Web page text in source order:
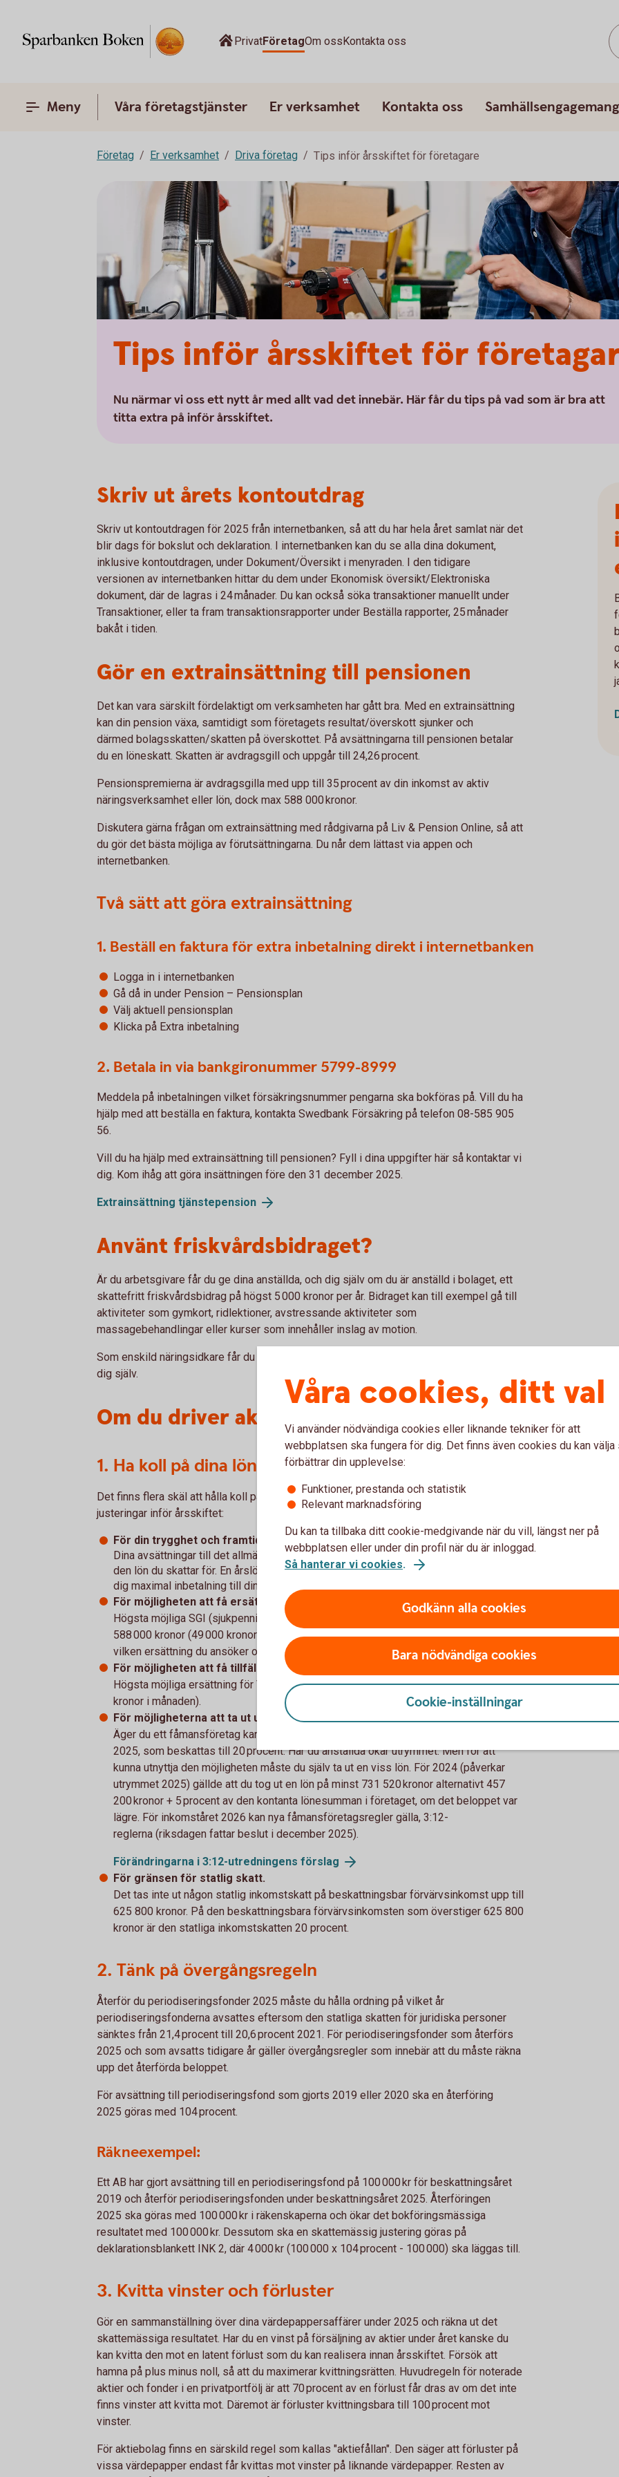
PrivatFöretagOm ossKontakta oss
Meny Våra företagstjänster Er verksamhet Kontakta oss Samhällsengagemang
Företag Er verksamhet Driva företag Tips inför årsskiftet för företagare
Tips inför årsskiftet för
Nu närmar vi oss ett nytt år med allt vad det innebär. Här får du tips på vad som är bra att
titta extra på inför årsskiftet.
Skriv ut årets kontoutdrag
Skriv ut kontoutdragen för 2025 från internetbanken, så att du har hela året samlat när det
blir dags för bokslut och deklaration. I internetbanken kan du se alla dina dokument,
inklusive kontoutdragen, under Dokument/Översikt i menyraden. I den tidigare
versionen av internetbanken hittar du dem under Ekonomisk översikt/Elektroniska
dokument, där de lagras i 24 månader. Du kan också söka transaktioner manuellt under
Transaktioner, eller ta fram transaktionsrapporter under Beställa rapporter, 25 månader
bakåt i tiden.
Gör en extrainsättning till pensionen
Det kan vara särskilt fördelaktigt om verksamheten har gått bra. Med en extrainsättning
kan din pension växa, samtidigt som företagets resultat/överskott sjunker och
därmed bolagsskatten/skatten på överskottet. På avsättningarna till pensionen betalar
du en löneskatt. Skatten är avdragsgill och uppgår till 24,26 procent.
Pensionspremierna är avdragsgilla med upp till 35 procent av din inkomst av aktiv
näringsverksamhet eller lön, dock max 588 000 kronor.
Diskutera gärna frågan om extrainsättning med rådgivarna på Liv & Pension Online, så att
du gör det bästa möjliga av förutsättningarna. Du når dem lättast via appen och
internetbanken.
Två sätt att göra extrainsättning
1. Beställ en faktura för extra inbetalning direkt i internetbanken
Logga in i internetbanken
Gå då in under Pension – Pensionsplan
Välj aktuell pensionsplan
Klicka på Extra inbetalning
2. Betala in via bankgironummer 5799-8999
Meddela på inbetalningen vilket försäkringsnummer pengarna ska bokföras på. Vill du ha
hjälp med att beställa en faktura, kontakta Swedbank Försäkring på telefon 08-585 905
56.
Vill du ha hjälp med extrainsättning till pensionen? Fyll i dina uppgifter här så kontaktar vi
dig. Kom ihåg att göra insättningen före den 31 december 2025.
Extrainsättning tjänstepension
Använt friskvårdsbidraget?
Är du arbetsgivare får du ge dina anställda, och dig själv om du är anställd i bolaget, ett
skattefritt friskvårdsbidrag på högst 5 000 kronor per år. Bidraget kan till exempel gå till
aktiviteter som gymkort, ridlektioner, avstressande aktiviteter som
massagebehandlingar eller kurser som innehåller inslag av motion.
Som enskild näringsidkare får du göra avdrag för motion till dina anställda, men inte till
dig själv.
Om du driver aktiebolag
1. Ha koll på dina löneuttag
Det finns flera skäl att hålla koll på vad du tagit ut i lön under året och eventuellt göra
justeringar inför årsskiftet:
För din trygghet och framtida pension.
Dina avsättningar till det allmänna pensions- och försäkringssystemet grundar sig på
den lön du skattar för. En årslön på 650 442 kronor (cirka 54 204 kronor i månaden) ger
dig maximal inbetalning till din allmänna pension.
För möjligheten att få ersättning när du blir sjuk eller ska vara föräldraledig.
Högsta möjliga SGI (sjukpenningsgrundande inkomst) får du när du har en årslön på
588 000 kronor (49 000 kronor i månaden). Hur mycket du får i ersättning beror på
vilken ersättning du ansöker om hos Försäkringskassan.
För möjligheten att få tillfällig föräldrapenning (VAB).
Högsta möjliga ersättning för VAB får du vid en årslön på 441 000 kronor (36 750
kronor i månaden).
För möjligheterna att ta ut utdelning.
Äger du ett fåmansföretag kan du ta ut utdelning på 209 550 kronor inkomståret
2025, som beskattas till 20 procent. Har du anställda ökar utrymmet. Men för att
kunna utnyttja den möjligheten måste du själv ta ut en viss lön. För 2024 (påverkar
utrymmet 2025) gällde att du tog ut en lön på minst 731 520 kronor alternativt 457
200 kronor + 5 procent av den kontanta lönesumman i företaget, om det beloppet var
lägre. För inkomståret 2026 kan nya fåmansföretagsregler gälla, 3:12-
reglerna (riksdagen fattar beslut i december 2025).
Förändringarna i 3:12-utredningens förslag
För gränsen för statlig skatt.
Det tas inte ut någon statlig inkomstskatt på beskattningsbar förvärvsinkomst upp till
625 800 kronor. På den beskattningsbara förvärvsinkomsten som överstiger 625 800
kronor är den statliga inkomstskatten 20 procent.
2. Tänk på övergångsregeln
Återför du periodiseringsfonder 2025 måste du hålla ordning på vilket år
periodiseringsfonderna avsattes eftersom den statliga skatten för juridiska personer
sänktes från 21,4 procent till 20,6 procent 2021. För periodiseringsfonder som återförs
2025 och som avsatts tidigare år gäller övergångsregler som innebär att du måste räkna
upp det återförda beloppet.
För avsättning till periodiseringsfond som gjorts 2019 eller 2020 ska en återföring
2025 göras med 104 procent.
Räkneexempel:
Ett AB har gjort avsättning till en periodiseringsfond på 100 000 kr för beskattningsåret
2019 och återför periodiseringsfonden under beskattningsåret 2025. Återföringen
2025 ska göras med 100 000 kr i räkenskaperna och ökar det bokföringsmässiga
resultatet med 100 000 kr. Dessutom ska en skattemässig justering göras på
deklarationsblankett INK 2, där 4 000 kr (100 000 x 104 procent - 100 000) ska läggas till.
3. Kvitta vinster och förluster
Gör en sammanställning över dina värdepappersaffärer under 2025 och räkna ut det
skattemässiga resultatet. Har du en vinst på försäljning av aktier under året kanske du
kan kvitta den mot en latent förlust som du kan realisera innan årsskiftet. Försök att
hamna på plus minus noll, så att du maximerar kvittningsrätten. Huvudregeln för noterade
aktier och fonder i en privatportfölj är att 70 procent av en förlust får dras av om det inte
finns vinster att kvitta mot. Däremot är förluster kvittningsbara till 100 procent mot
vinster.
För aktiebolag finns en särskild regel som kallas "aktiefållan". Den säger att förluster på
vissa värdepapper endast får kvittas mot vinster på liknande värdepapper. Resten av
Våra cookies, ditt val
Vi använder nödvändiga cookies eller liknande tekniker för att
webbplatsen ska fungera för dig. Det finns även cookies du kan välja
förbättrar din upplevelse:
Funktioner, prestanda och statistik
Relevant marknadsföring
Du kan ta tillbaka ditt cookie-medgivande när du vill, längst ner på
webbplatsen eller under din profil när du är inloggad.
Så hanterar vi cookies.
Godkänn alla cookies
Bara nödvändiga cookies
Cookie-inställningar